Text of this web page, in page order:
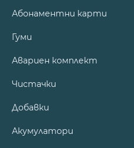
Абонаментни карти
Гуми
Авариен комплект
Чистачки
Добавки
Акумулатори